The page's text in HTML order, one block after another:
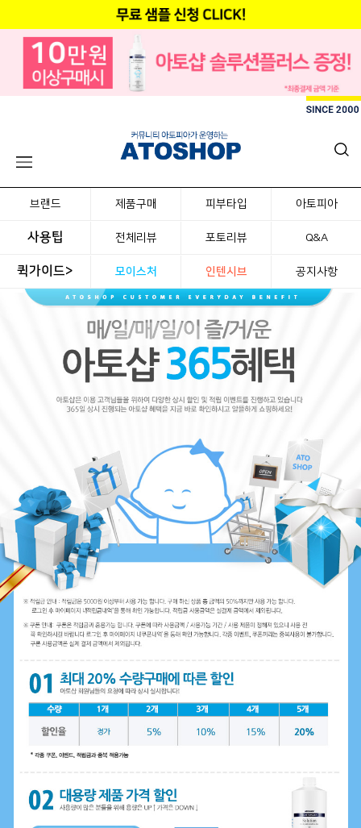
브랜드 제품구매 피부타입 아토피아
사용팁 전체리뷰 포토리뷰 Q&A
퀵가이드> 모이스처 인텐시브 공지사항